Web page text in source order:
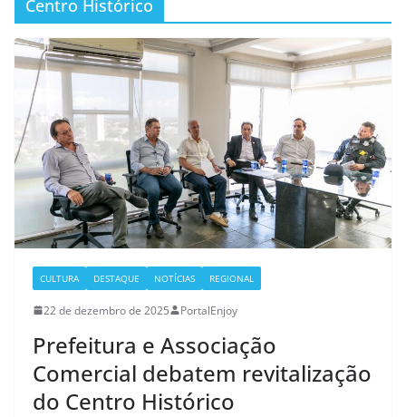
Centro Histórico
CULTURA DESTAQUE NOTÍCIAS REGIONAL
22 de dezembro de 2025 PortalEnjoy
Prefeitura e Associação
Comercial debatem revitalização
do Centro Histórico